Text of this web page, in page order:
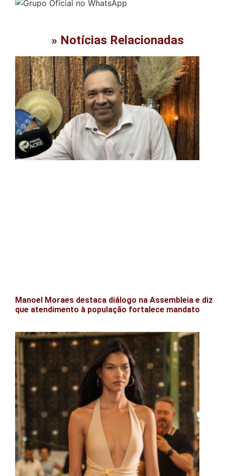
» Notícias Relacionadas
Manoel Moraes destaca diálogo na Assembleia e diz
que atendimento à população fortalece mandato